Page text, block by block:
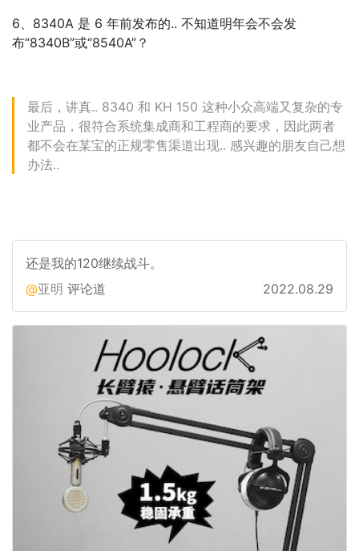
6、8340A 是 6 年前发布的.. 不知道明年会不会发
布“8340B”或“8540A”？
最后，讲真.. 8340 和 KH 150 这种小众高端又复杂的专
业产品，很符合系统集成商和工程商的要求，因此两者
都不会在某宝的正规零售渠道出现.. 感兴趣的朋友自己想
办法..
还是我的120继续战斗。
亚明 评论道 2022.08.29